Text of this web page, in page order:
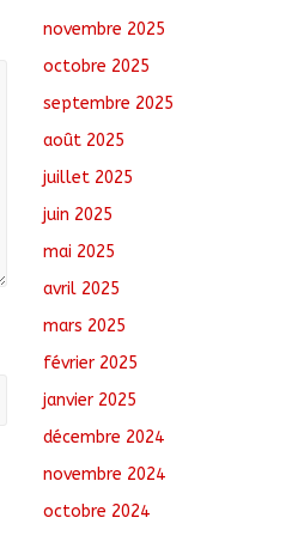
novembre 2025
octobre 2025
septembre 2025
août 2025
juillet 2025
juin 2025
mai 2025
avril 2025
mars 2025
février 2025
janvier 2025
décembre 2024
novembre 2024
octobre 2024